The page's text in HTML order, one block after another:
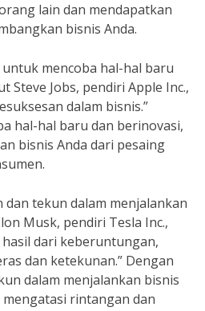
lain dan mendapatkan
bisnis Anda.
mencoba hal-hal baru
Steve Jobs, pendiri Apple Inc.,
dalam bisnis.”
hal-hal baru dan berinovasi,
bisnis Anda dari pesaing
dan tekun dalam menjalankan
Musk, pendiri Tesla Inc.,
dari keberuntungan,
dan ketekunan.” Dengan
dalam menjalankan bisnis
mengatasi rintangan dan